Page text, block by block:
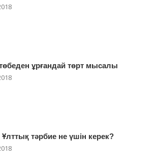
ұрғандай төрт мысалы
тәрбие не үшін керек?